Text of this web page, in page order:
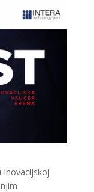
Inovacijskoj